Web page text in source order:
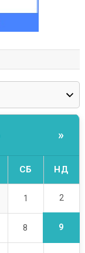
»
СБ НД
1 2
8 9